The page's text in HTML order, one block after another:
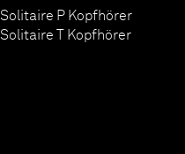
Solitaire P Kopfhörer
Solitaire T Kopfhörer